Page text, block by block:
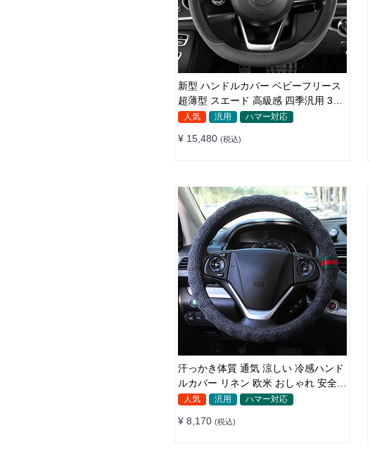
新型 ハンドルカバー ベビーフリース
超薄型 スエード 高級感 四季汎用 3色
展開 38CM
人気 汎用 ハマー対応
¥ 15,480 (税込)
汗っかき体質 通気 涼しい 冷感ハンド
ルカバー リネン 欧米 おしゃれ 安全
38CM
人気 汎用 ハマー対応
¥ 8,170 (税込)